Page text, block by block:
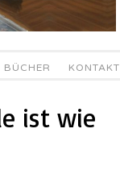
BÜCHER KONTAKT
ist wie